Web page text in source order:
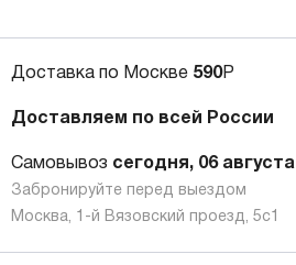
Доставка по Москве 590Р
Доставляем по всей России
Самовывоз сегодня, 06 августа
Забронируйте перед выездом
Москва, 1-й Вязовский проезд, 5с1